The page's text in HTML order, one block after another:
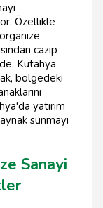
Özellikle
cazip
Kütahya
bölgedeki
yatırım
sunmayı
Sanayi